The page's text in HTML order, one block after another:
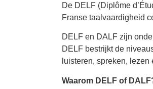
De DELF (Diplôme
Franse taalvaardigheid
DELF en DALF zijn
DELF bestrijkt de
luisteren, spreken, lezen
Waarom DELF of